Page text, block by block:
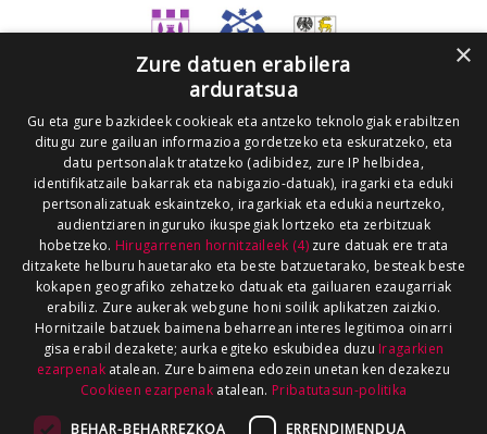
×
Zure datuen erabilera
arduratsua
Gu eta gure bazkideek cookieak eta antzeko teknologiak erabiltzen
ditugu zure gailuan informazioa gordetzeko eta eskuratzeko, eta
datu pertsonalak tratatzeko (adibidez, zure IP helbidea,
identifikatzaile bakarrak eta nabigazio-datuak), iragarki eta eduki
pertsonalizatuak eskaintzeko, iragarkiak eta edukia neurtzeko,
audientziaren inguruko ikuspegiak lortzeko eta zerbitzuak
hobetzeko. Hirugarrenen hornitzaileek (4)zure datuak ere trata
ditzakete helburu hauetarako eta beste batzuetarako, besteak beste
kokapen geografiko zehatzeko datuak eta gailuaren ezaugarriak
erabiliz. Zure aukerak webgune honi soilik aplikatzen zaizkio.
Hornitzaile batzuek baimena beharrean interes legitimoa oinarri
gisa erabil dezakete; aurka egiteko eskubidea duzu Iragarkien
ezarpenakatalean. Zure baimena edozein unetan ken dezakezu
Cookieen ezarpenak atalean. Pribatutasun-politika
BEHAR-BEHARREZKOA ERRENDIMENDUA